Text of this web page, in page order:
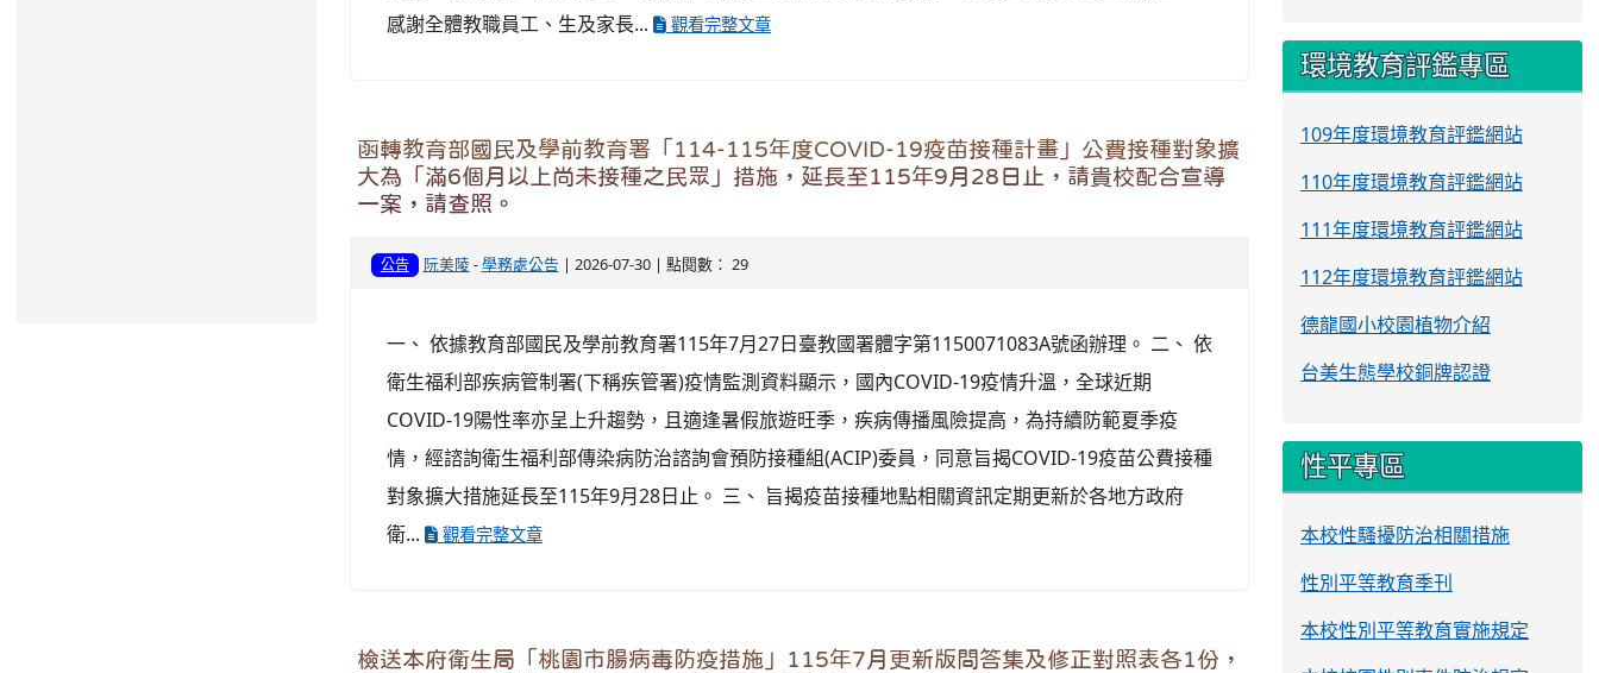
感謝全體教職員工、生及家長...
觀看完整文章
函轉教育部國民及學前教育署「114-115年度COVID-19疫苗接種計畫」公費接種對象擴
大為「滿6個月以上尚未接種之民眾」措施，延長至115年9月28日止，請貴校配合宣導
一案，請查照。
公告 阮美陵-學務處公告 | 2026-07-30 | 點閱數： 29
一、 依據教育部國民及學前教育署115年7月27日臺教國署體字第1150071083A號函辦理。 二、 依
衛生福利部疾病管制署(下稱疾管署)疫情監測資料顯示，國內COVID-19疫情升溫，全球近期
COVID-19陽性率亦呈上升趨勢，且適逢暑假旅遊旺季，疾病傳播風險提高，為持續防範夏季疫
情，經諮詢衛生福利部傳染病防治諮詢會預防接種組(ACIP)委員，同意旨揭COVID-19疫苗公費接種
對象擴大措施延長至115年9月28日止。 三、 旨揭疫苗接種地點相關資訊定期更新於各地方政府
衛...
觀看完整文章
檢送本府衛生局「桃園市腸病毒防疫措施」115年7月更新版問答集及修正對照表各1份，
環境教育評鑑專區
109年度環境教育評鑑網站
110年度環境教育評鑑網站
111年度環境教育評鑑網站
112年度環境教育評鑑網站
德龍國小校園植物介紹
台美生態學校銅牌認證
性平專區
本校性騷擾防治相關措施
性別平等教育季刊
本校性別平等教育實施規定